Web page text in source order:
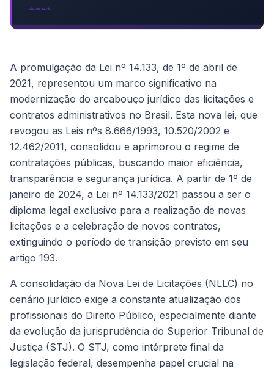
A promulgação da Lei nº 14.133, de 1º de abril de
2021, representou um marco significativo na
modernização do arcabouço jurídico das licitações e
contratos administrativos no Brasil. Esta nova lei, que
revogou as Leis nºs 8.666/1993, 10.520/2002 e
12.462/2011, consolidou e aprimorou o regime de
contratações públicas, buscando maior eficiência,
transparência e segurança jurídica. A partir de 1º de
janeiro de 2024, a Lei nº 14.133/2021 passou a ser o
diploma legal exclusivo para a realização de novas
licitações e a celebração de novos contratos,
extinguindo o período de transição previsto em seu
artigo 193.
A consolidação da Nova Lei de Licitações (NLLC) no
cenário jurídico exige a constante atualização dos
profissionais do Direito Público, especialmente diante
da evolução da jurisprudência do Superior Tribunal de
Justiça (STJ). O STJ, como intérprete final da
legislação federal, desempenha papel crucial na